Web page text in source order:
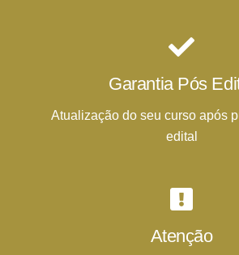
Garantia Pós
Atualização do seu curso após
edital
Atenção